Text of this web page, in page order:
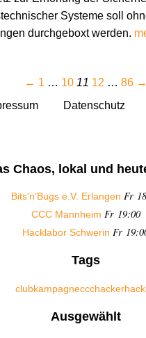
Systeme soll
durchgeboxt werden.
← 1 … 10 11 12 … 86 →
Datenschutz
Chaos, lokal und
Bits'n'Bugs e.V. Erlangen Fr
CCC Mannheim Fr 19:00
Hacklabor Schwerin Fr
Tags
clubkampagneccchacker
Ausgewählt